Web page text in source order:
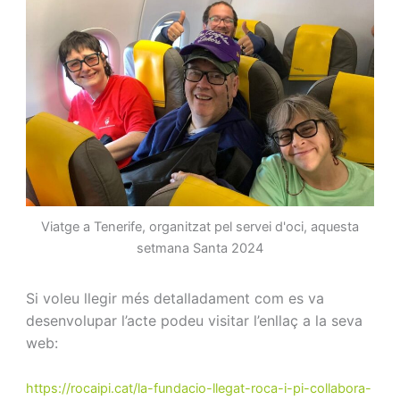
Viatge a Tenerife, organitzat pel servei d'oci, aquesta
setmana Santa 2024
Si voleu llegir més detalladament com es va
desenvolupar l’acte podeu visitar l’enllaç a la seva
web:
https://rocaipi.cat/la-fundacio-llegat-roca-i-pi-collabora-